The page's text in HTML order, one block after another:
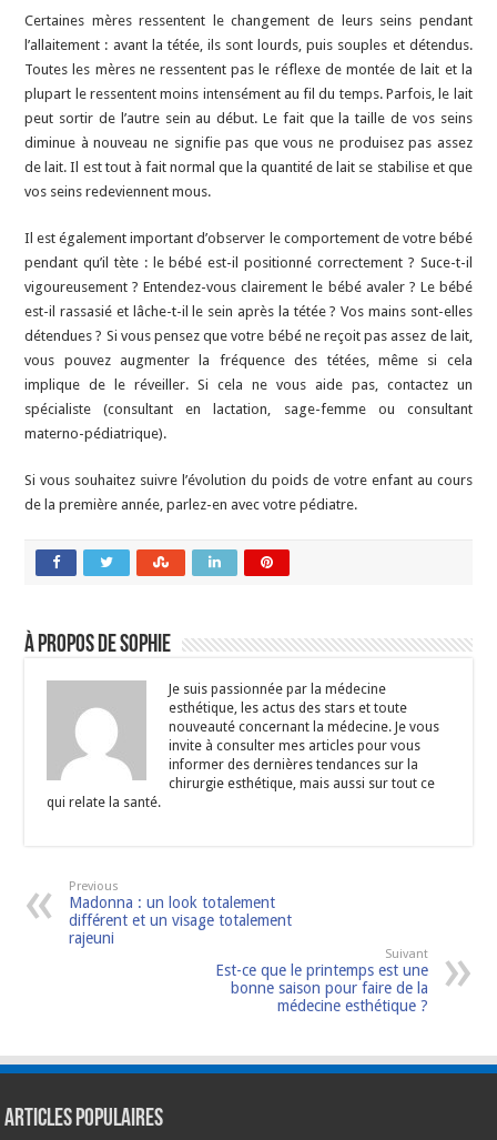
Certaines mères ressentent le changement de leurs seins pendant
l’allaitement : avant la tétée, ils sont lourds, puis souples et détendus.
Toutes les mères ne ressentent pas le réflexe de montée de lait et la
plupart le ressentent moins intensément au fil du temps. Parfois, le lait
peut sortir de l’autre sein au début. Le fait que la taille de vos seins
diminue à nouveau ne signifie pas que vous ne produisez pas assez
de lait. Il est tout à fait normal que la quantité de lait se stabilise et que
vos seins redeviennent mous.
Il est également important d’observer le comportement de votre bébé
pendant qu’il tète : le bébé est-il positionné correctement ? Suce-t-il
vigoureusement ? Entendez-vous clairement le bébé avaler ? Le bébé
est-il rassasié et lâche-t-il le sein après la tétée ? Vos mains sont-elles
détendues ? Si vous pensez que votre bébé ne reçoit pas assez de lait,
vous pouvez augmenter la fréquence des tétées, même si cela
implique de le réveiller. Si cela ne vous aide pas, contactez un
spécialiste (consultant en lactation, sage-femme ou consultant
materno-pédiatrique).
Si vous souhaitez suivre l’évolution du poids de votre enfant au cours
de la première année, parlez-en avec votre pédiatre.
À propos de Sophie
Je suis passionnée par la médecine
esthétique, les actus des stars et toute
nouveauté concernant la médecine. Je vous
invite à consulter mes articles pour vous
informer des dernières tendances sur la
chirurgie esthétique, mais aussi sur tout ce
qui relate la santé.
Previous
Madonna : un look totalement
différent et un visage totalement
rajeuni
Suivant
Est-ce que le printemps est une
bonne saison pour faire de la
médecine esthétique ?
Articles populaires